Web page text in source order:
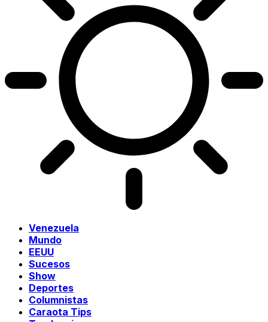
Venezuela
Mundo
EEUU
Sucesos
Show
Deportes
Columnistas
Caraota Tips